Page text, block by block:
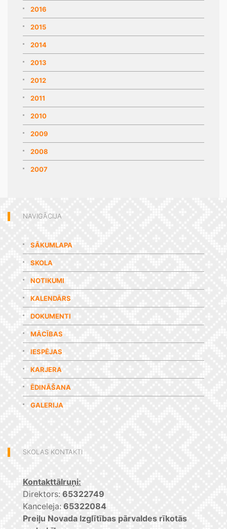
2016
2015
2014
2013
2012
2011
2010
2009
2008
2007
NAVIGĀCIJA
SĀKUMLAPA
SKOLA
NOTIKUMI
KALENDĀRS
DOKUMENTI
MĀCĪBAS
IESPĒJAS
KARJERA
ĒDINĀŠANA
GALERIJA
SKOLAS KONTAKTI
Kontakttālruņi:
Direktors: 65322749
Kanceleja: 65322084
Preiļu Novada Izglītības pārvaldes rīkotās